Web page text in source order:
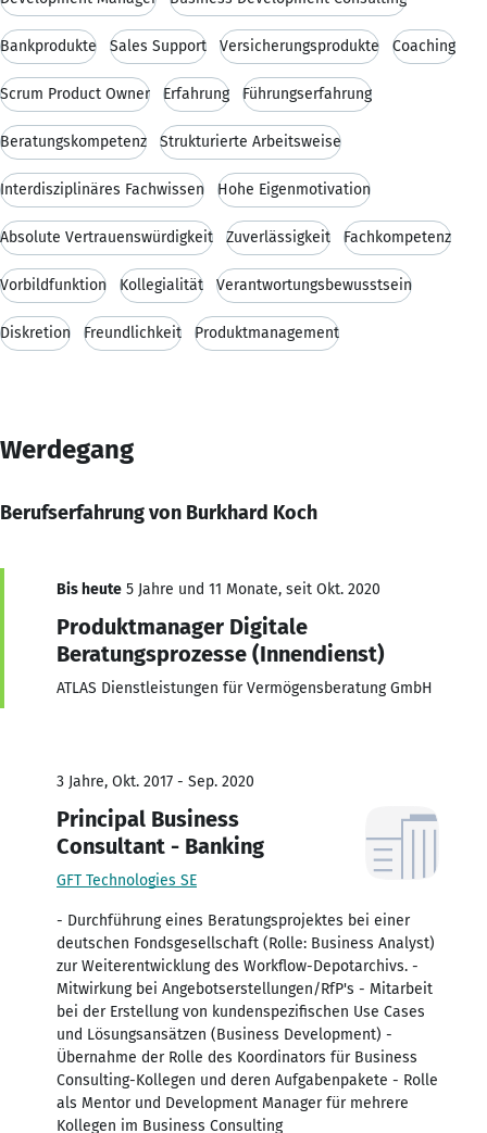
Bankprodukte Sales Support Versicherungsprodukte Coaching
Scrum Product Owner Erfahrung Führungserfahrung
Beratungskompetenz Strukturierte Arbeitsweise
Interdisziplinäres Fachwissen Hohe Eigenmotivation
Absolute Vertrauenswürdigkeit Zuverlässigkeit Fachkompetenz
Vorbildfunktion Kollegialität Verantwortungsbewusstsein
Diskretion Freundlichkeit Produktmanagement
Werdegang
Berufserfahrung von Burkhard Koch
Bis heute 5 Jahre und 11 Monate, seit Okt. 2020
Produktmanager Digitale
Beratungsprozesse (Innendienst)
ATLAS Dienstleistungen für Vermögensberatung GmbH
3 Jahre, Okt. 2017 - Sep. 2020
Principal Business
Consultant - Banking
GFT Technologies SE
- Durchführung eines Beratungsprojektes bei einer
deutschen Fondsgesellschaft (Rolle: Business Analyst)
zur Weiterentwicklung des Workflow-Depotarchivs. -
Mitwirkung bei Angebotserstellungen/RfP's - Mitarbeit
bei der Erstellung von kundenspezifischen Use Cases
und Lösungsansätzen (Business Development) -
Übernahme der Rolle des Koordinators für Business
Consulting-Kollegen und deren Aufgabenpakete - Rolle
als Mentor und Development Manager für mehrere
Kollegen im Business Consulting